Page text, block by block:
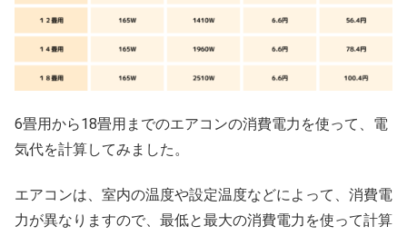
6畳用から18畳用までのエアコンの消費電力を使って、電
気代を計算してみました。
エアコンは、室内の温度や設定温度などによって、消費電
力が異なりますので、最低と最大の消費電力を使って計算